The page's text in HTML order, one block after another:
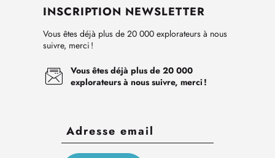
INSCRIPTION NEWSLETTER
Vous êtes déjà plus de 20 000 explorateurs à nous
suivre, merci !
Vous êtes déjà plus de 20 000
explorateurs à nous suivre, merci !